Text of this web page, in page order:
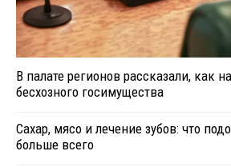
В палате регионов рассказали, как
бесхозного госимущества
Сахар, мясо и лечение зубов: что
больше всего